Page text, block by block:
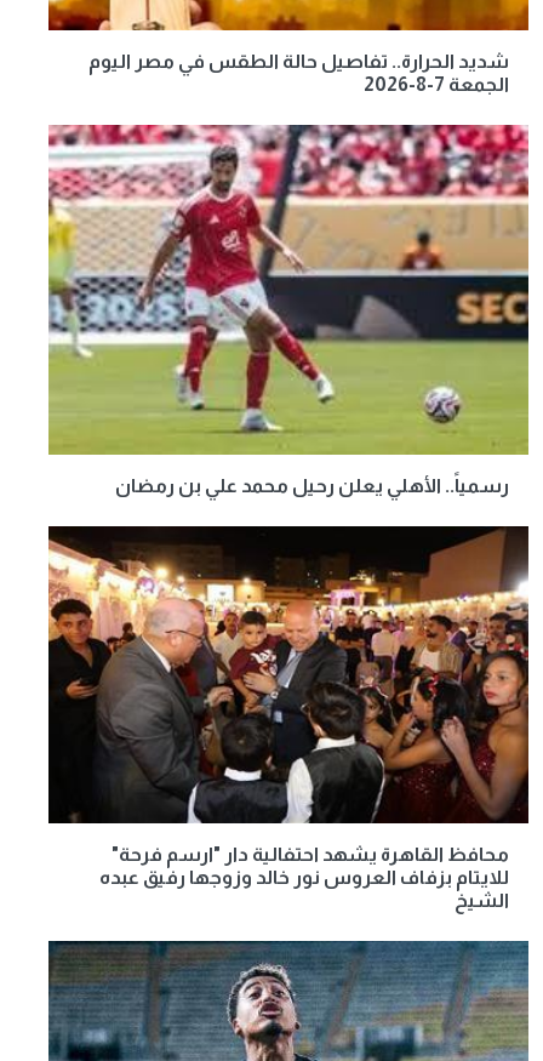
شديد الحرارة.. تفاصيل حالة الطقس في مصر اليوم
الجمعة 7-8-2026
رسمياً.. الأهلي يعلن رحيل محمد علي بن رمضان
محافظ القاهرة يشهد احتفالية دار "ارسم فرحة"
للايتام بزفاف العروس نور خالد وزوجها رفيق عبده
الشيخ